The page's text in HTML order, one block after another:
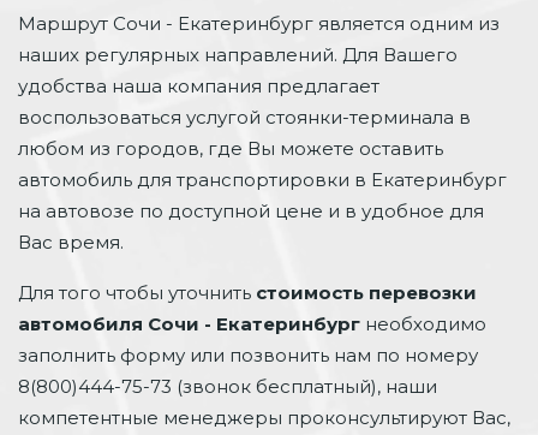
Маршрут Сочи - Екатеринбург является одним из
наших регулярных направлений. Для Вашего
удобства наша компания предлагает
воспользоваться услугой стоянки-терминала в
любом из городов, где Вы можете оставить
автомобиль для транспортировки в Екатеринбург
на автовозе по доступной цене и в удобное для
Вас время.
Для того чтобы уточнить стоимость перевозки
автомобиля Сочи - Екатеринбург необходимо
заполнить форму или позвонить нам по номеру
8(800)444-75-73 (звонок бесплатный), наши
компетентные менеджеры проконсультируют Вас,